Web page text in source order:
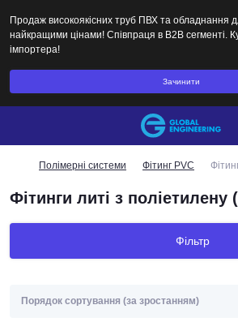
Продаж високоякісних труб ПВХ та обладнання
найкращими цінами! Співпраця в B2B сегменті.
імпортера!
Зачинити
Полімерні системи Фітинг PVC
Фітинги литі з поліетилену
Фільтр